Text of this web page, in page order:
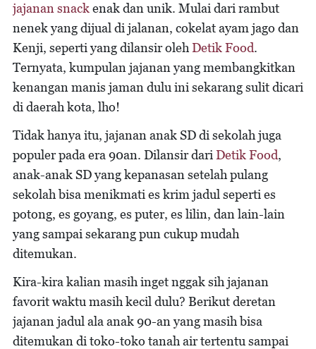
jajanan snackenak dan unik. Mulai dari rambut
nenek yang dijual di jalanan, cokelat ayam jago dan
Kenji, seperti yang dilansir olehDetik Food.
Ternyata, kumpulan jajanan yang membangkitkan
kenangan manis jaman dulu ini sekarang sulit dicari
di daerah kota, lho!
Tidak hanya itu, jajanan anak SD di sekolah juga
populer pada era 90an. Dilansir dari Detik Food,
anak-anak SD yang kepanasan setelah pulang
sekolah bisa menikmati es krim jadul seperti es
potong, es goyang, es puter, es lilin, dan lain-lain
yang sampai sekarang pun cukup mudah
ditemukan.
Kira-kira kalian masih inget nggak sih jajanan
favorit waktu masih kecil dulu? Berikut deretan
jajanan jadul ala anak 90-an yang masih bisa
ditemukan di toko-toko tanah air tertentu sampai